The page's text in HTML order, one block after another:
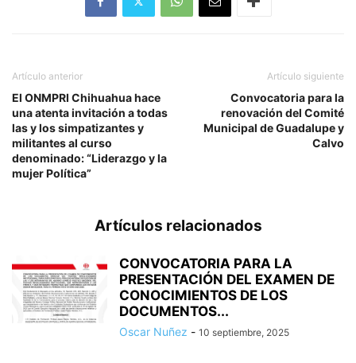
Artículo anterior
El ONMPRI Chihuahua hace
una atenta invitación a todas
las y los simpatizantes y
militantes al curso
denominado: “Liderazgo y la
mujer Política”
Artículo siguiente
Convocatoria para la
renovación del Comité
Municipal de Guadalupe y
Calvo
Artículos relacionados
CONVOCATORIA PARA LA
PRESENTACIÓN DEL EXAMEN DE
CONOCIMIENTOS DE LOS
DOCUMENTOS...
Oscar Nuñez - 10 septiembre, 2025